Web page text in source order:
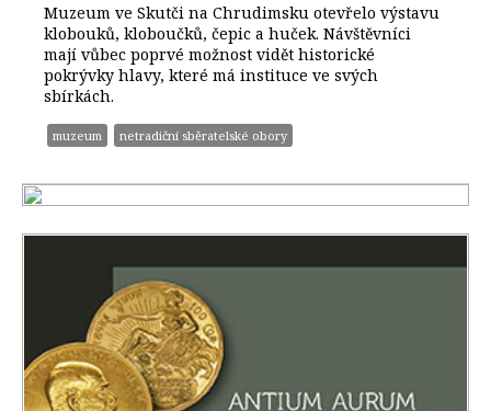
Muzeum ve Skutči na Chrudimsku otevřelo výstavu
klobouků, kloboučků, čepic a huček. Návštěvníci
mají vůbec poprvé možnost vidět historické
pokrývky hlavy, které má instituce ve svých
sbírkách.
muzeum netradiční sběratelské obory